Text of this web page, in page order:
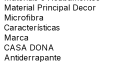
Material Principal Decor
Microfibra
Características
Marca
CASA DONA
Antiderrapante